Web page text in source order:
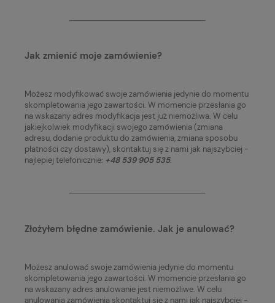
Jak zmienić moje zamówienie?
Możesz modyfikować swoje zamówienia jedynie do momentu
skompletowania jego zawartości. W momencie przesłania go
na wskazany adres modyfikacja jest już niemożliwa. W celu
jakiejkolwiek modyfikacji swojego zamówienia (zmiana
adresu, dodanie produktu do zamówienia, zmiana sposobu
płatności czy dostawy), skontaktuj się z nami jak najszybciej -
najlepiej telefonicznie: +48 539 905 535.
Złożyłem błędne zamówienie. Jak je anulować?
Możesz anulować swoje zamówienia jedynie do momentu
skompletowania jego zawartości. W momencie przesłania go
na wskazany adres anulowanie jest niemożliwe. W celu
anulowania zamówienia skontaktuj się z nami jak najszybciej -